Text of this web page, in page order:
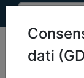
dati